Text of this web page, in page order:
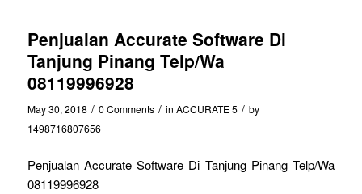
Penjualan Accurate Software Di
Tanjung Pinang Telp/Wa
08119996928
May 30, 2018 / 0 Comments / in ACCURATE 5 / by
1498716807656
Penjualan Accurate Software Di Tanjung Pinang Telp/Wa
08119996928